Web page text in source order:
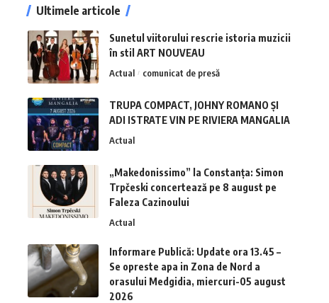
Ultimele articole
Sunetul viitorului rescrie istoria muzicii
în stil ART NOUVEAU
Actual comunicat de presă
TRUPA COMPACT, JOHNY ROMANO ȘI
ADI ISTRATE VIN PE RIVIERA MANGALIA
Actual
„Makedonissimo” la Constanța: Simon
Trpčeski concertează pe 8 august pe
Faleza Cazinoului
Actual
Informare Publică: Update ora 13.45 –
Se opreste apa in Zona de Nord a
orasului Medgidia, miercuri-05 august
2026